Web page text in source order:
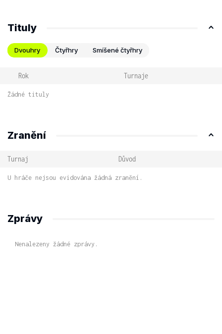
Tituly
Dvouhry Čtyřhry Smíšené čtyřhry
Rok Turnaje
Žádné tituly
Zranění
Turnaj Důvod
U hráče nejsou evidována žádná zranění.
Zprávy
Nenalezeny žádné zprávy.